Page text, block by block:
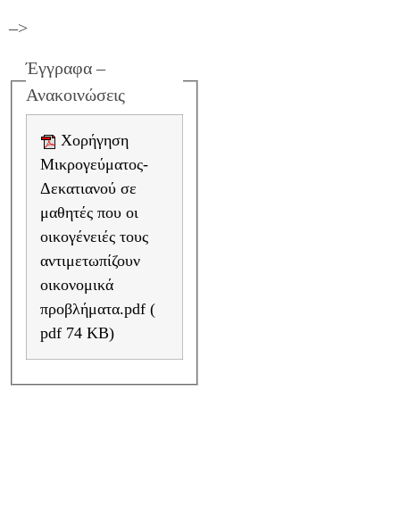
–>
Έγγραφα –
Ανακοινώσεις
Χορήγηση
Μικρογεύματος-
Δεκατιανού σε
μαθητές που οι
οικογένειές τους
αντιμετωπίζουν
οικονομικά
προβλήματα.pdf (
pdf 74 KB)